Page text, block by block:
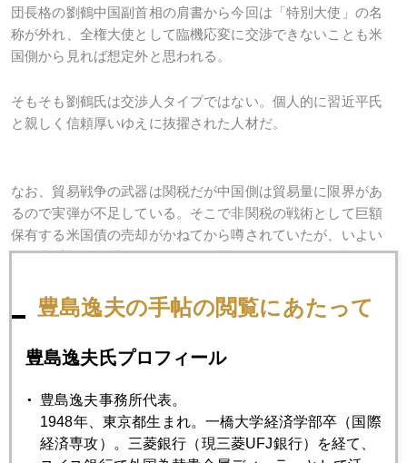
団長格の劉鶴中国副首相の肩書から今回は「特別大使」の名
称が外れ、全権大使として臨機応変に交渉できないことも米
国側から見れば想定外と思われる。
そもそも劉鶴氏は交渉人タイプではない。個人的に習近平氏
と親しく信頼厚いゆえに抜擢された人材だ。
なお、貿易戦争の武器は関税だが中国側は貿易量に限界があ
るので実弾が不足している。そこで非関税の戦術として巨額
保有する米国債の売却がかねてから噂されていたが、いよい
よ政府系新聞が「アカデミックに議論されている」と報道さ
首を絞めるような策ゆえ無理筋と思うが市場は言及されるだ
けで動く。万が一実行されればドル金利急騰、それも悪い金
にとっては格好の材料となろう。
市場の不安感を示すＶＩＸ指数も一旦落ち着いていたが、１
３日には一日の上げ幅として記録的な３０％近い急騰を演
豊島逸夫の手帖の閲覧にあたって
豊島逸夫氏プロフィール
豊島逸夫事務所代表。
1948年、東京都生まれ。一橋大学経済学部卒（国際
経済専攻）。三菱銀行（現三菱UFJ銀行）を経て、